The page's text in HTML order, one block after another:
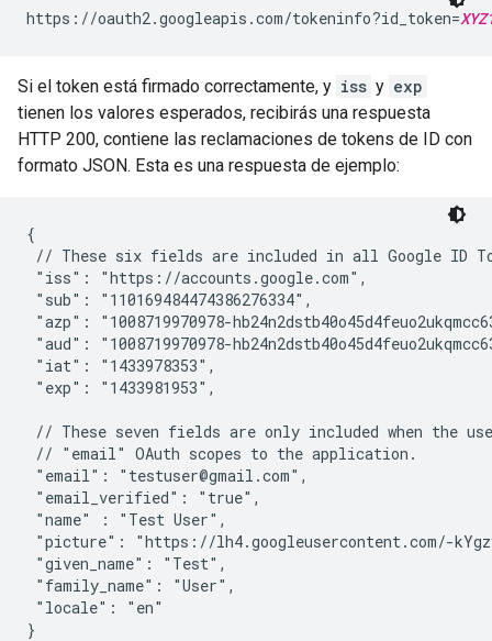
https://oauth2.googleapis.com/tokeninfo?id_token=
Si el token está firmado correctamente, y iss y exp
tienen los valores esperados, recibirás una respuesta
HTTP 200, contiene las reclamaciones de tokens de ID con
formato JSON. Esta es una respuesta de ejemplo:
{
// These six fields are included in all Google ID
"iss": "https://accounts.google.com",
"sub": "110169484474386276334",
"azp": "1008719970978-
"aud": "1008719970978-
"iat": "1433978353",
"exp": "1433981953",
// These seven fields are only included when the
// "email" OAuth scopes to the application.
"email": "testuser@gmail.com",
"email_verified": "true",
"name" : "Test User",
"picture": "https://lh4.googleusercontent.com/-
"given_name": "Test",
"family_name": "User",
"locale": "en"
}